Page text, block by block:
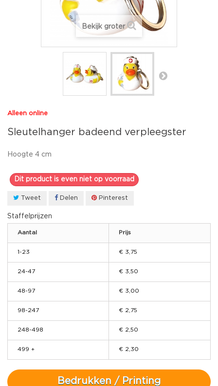
Bekijk groter
Alleen online
Sleutelhanger badeend verpleegster
Hoogte 4 cm
Dit product is even niet op voorraad
Tweet Delen Pinterest
Staffelprijzen
Aantal Prijs
1-23 € 3,75
24-47 € 3,50
48-97 € 3,00
98-247 € 2,75
248-498 € 2,50
499 + € 2,30
Bedrukken / Printing